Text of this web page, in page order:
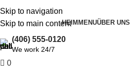
Skip to navigation
Skip to main content
HEIM MENUÜBER UNS
(406) 555-0120
We work 24/7
0